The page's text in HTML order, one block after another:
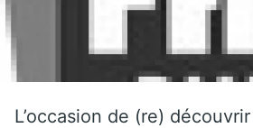
L’occasion de (re)